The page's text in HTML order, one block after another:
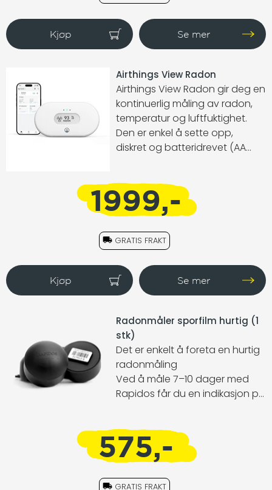
Airthings View Radon
Airthings View Radon gir deg en
kontinuerlig måling av radon,
temperatur og luftfuktighet.
Den er enkel å sette opp,
diskret og batteridrevet (AA
historik, både kort- og
langsiktig måling. Ønsker du å
utvide målingen til andre rom,
kommer den også med HUB
funksjon som lar deg koble
andre Airthings produkter til Wifi
for total oversikt hvor som
helst, når som helst.
1999,-
GRATIS FRAKT
Radonmåler sporfilm hurtig (1
stk)
Det er enkelt å foreta en hurtig
radonmåling
Ved å måle 7–10 dager med
Rapidos får du en indikasjon på
nivå. Dette er spesielt viktig ved
kjøp og salg av eiendom når
det ikke er tid til en måling av
årsmiddelverdi.
575,-
GRATIS FRAKT